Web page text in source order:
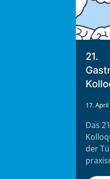
21.
17. April
Das
der